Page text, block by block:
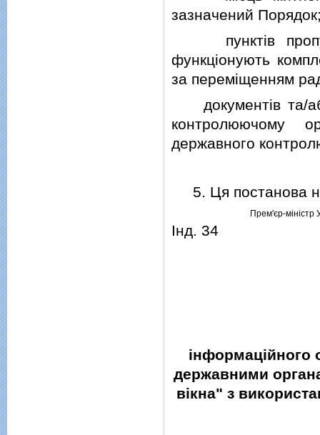
зазначений
пунктiв
функцiонують
за перемiщенням
документiв та/
контролюючому
державного
5. Ця постанова
Прем'єр-мiнiстр
Iнд. 34
iнформацiйного
державними
вiкна" з